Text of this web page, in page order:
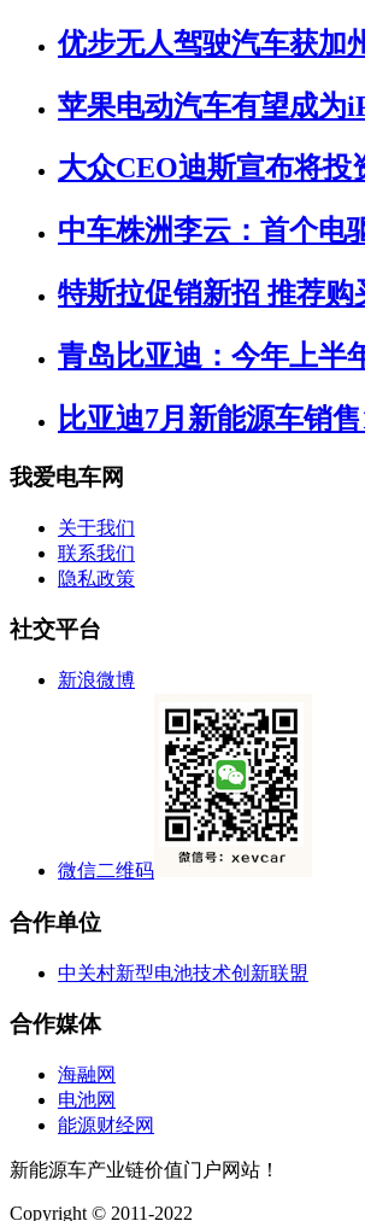
优步无人驾驶汽车获加
苹果电动汽车有望成为
大众CEO迪斯宣布将投
中车株洲李云：首个电
特斯拉促销新招 推荐购
青岛比亚迪：今年上半
比亚迪7月新能源车销
我爱电车网
关于我们
联系我们
隐私政策
社交平台
新浪微博
微信二维码
合作单位
中关村新型电池技术创新联盟
合作媒体
海融网
电池网
能源财经网
新能源车产业链价值门户网站！
Copyright © 2011-2022